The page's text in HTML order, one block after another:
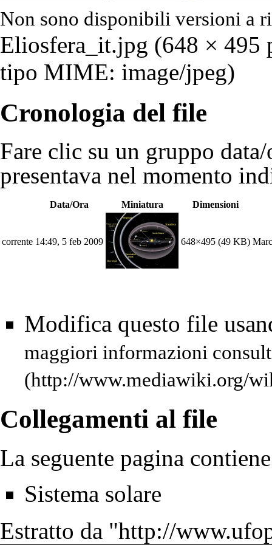
Non sono disponibili versioni a
Eliosfera_it.jpg (648 ×
tipo MIME: image/jpeg)
Cronologia del file
Fare clic su un gruppo
presentava nel momento
Data/Ora Miniatura Dimensioni
corrente 14:49, 5 feb 2009 648×495 (49 KB)
Modifica questo file
maggiori informazioni
Collegamenti al file
La seguente pagina
Sistema solare
Estratto da "http://